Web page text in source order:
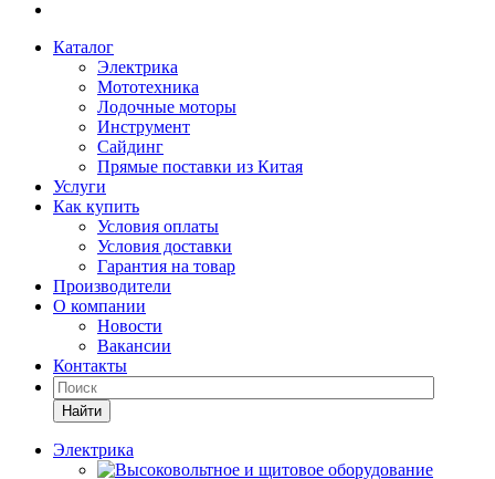
Каталог
Электрика
Мототехника
Лодочные моторы
Инструмент
Сайдинг
Прямые поставки из Китая
Услуги
Как купить
Условия оплаты
Условия доставки
Гарантия на товар
Производители
О компании
Новости
Вакансии
Контакты
Найти
Электрика